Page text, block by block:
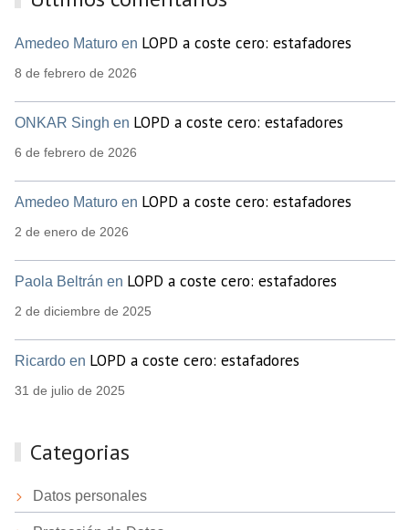
Amedeo Maturo en LOPD a coste cero: estafadores
8 de febrero de 2026
ONKAR Singh en LOPD a coste cero: estafadores
6 de febrero de 2026
Amedeo Maturo en LOPD a coste cero: estafadores
2 de enero de 2026
Paola Beltrán en LOPD a coste cero: estafadores
2 de diciembre de 2025
Ricardo en LOPD a coste cero: estafadores
31 de julio de 2025
Categorias
Datos personales